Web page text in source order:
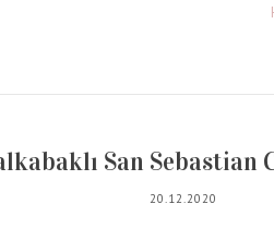
San Sebastian
20.12.2020